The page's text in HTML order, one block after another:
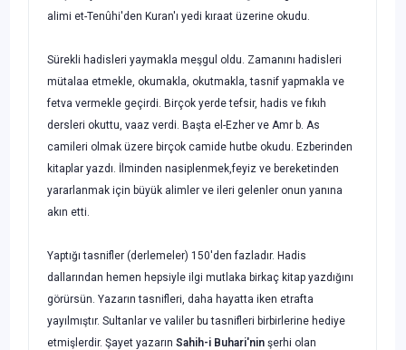
alimi et-Tenûhi'den Kuran'ı yedi kıraat üzerine okudu.
Sürekli hadisleri yaymakla meşgul oldu. Zamanını hadisleri
mütalaa etmekle, okumakla, okutmakla, tasnif yapmakla ve
fetva vermekle geçirdi. Birçok yerde tefsir, hadis ve fıkıh
dersleri okuttu, vaaz verdi. Başta el-Ezher ve Amr b. As
camileri olmak üzere birçok camide hutbe okudu. Ezberinden
kitaplar yazdı. İlminden nasiplenmek,feyiz ve bereketinden
yararlanmak için büyük alimler ve ileri gelenler onun yanına
akın etti.
Yaptığı tasnifler (derlemeler) 150'den fazladır. Hadis
dallarından hemen hep­siyle ilgi mutlaka birkaç kitap yazdığını
görürsün. Yazarın tasnifleri, daha hayatta iken etrafta
yayılmıştır. Sultanlar ve valiler bu tasnifleri birbirlerine hediye
etmişler­dir. Şayet yazarın Sahih-i Buhari'nin şerhi olan